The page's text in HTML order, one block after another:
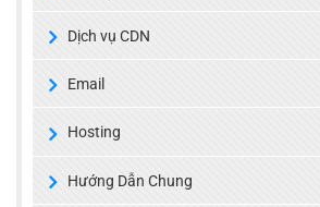
Dịch vụ CDN
Email
Hosting
Hướng Dẫn Chung